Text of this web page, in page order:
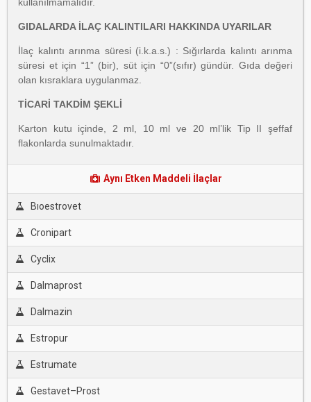
GIDALARDA İLAÇ KALINTILARI HAKKINDA UYARILAR
İlaç kalıntı arınma süresi (i.k.a.s.) : Sığırlarda kalıntı arınma
süresi et için “1” (bir), süt için “0”(sıfır) gündür. Gıda değeri
olan kısraklara uygulanmaz.
TİCARİ TAKDİM ŞEKLİ
Karton kutu içinde, 2 ml, 10 ml ve 20 ml’lik Tip II şeffaf
flakonlarda sunulmaktadır.
Aynı Etken Maddeli İlaçlar
Bıoestrovet
Cronipart
Cyclix
Dalmaprost
Dalmazin
Estropur
Estrumate
Gestavet–Prost